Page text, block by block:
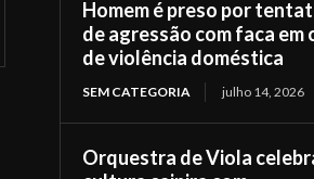
Homem é preso por
de agressão com faca em
de violência doméstica
SEM CATEGORIA julho 14, 2026
Orquestra de Viola